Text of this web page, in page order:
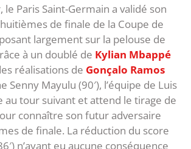
le Paris Saint-Germain a validé son
de finale de la Coupe de
largement sur la pelouse de
à un doublé de Kylian Mbappé
réalisations de Gonçalo Ramos
Senny Mayulu (90′), l’équipe de Luis
au tour suivant et attend le tirage de
connaître son futur adversaire
de finale. La réduction du score
n’ayant eu aucune conséquence